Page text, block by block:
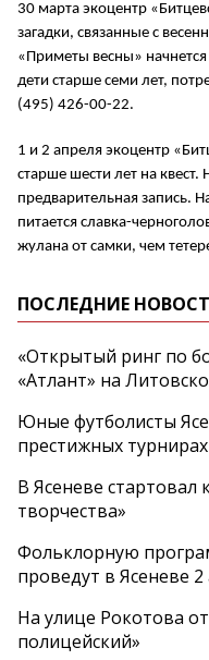
30 марта экоцентр
загадки, связанные с
«Приметы весны»
дети старше семи лет,
(495) 426-00-22.
1 и 2 апреля экоцентр
старше шести лет на квест.
предварительная запись.
питается славка-
жулана от самки, чем
ПОСЛЕДНИЕ
«Открытый ринг по
«Атлант» на
Юные футболисты
престижных турнирах
В Ясеневе стартовал
творчества»
Фольклорную
проведут в Ясеневе 2
На улице Рокотова
полицейский»